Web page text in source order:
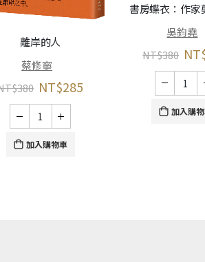
離岸的人
蔡修寧
380 NT$285
加入購物車
書房蝶衣：作家
吳鈞堯
NT$380
加入購